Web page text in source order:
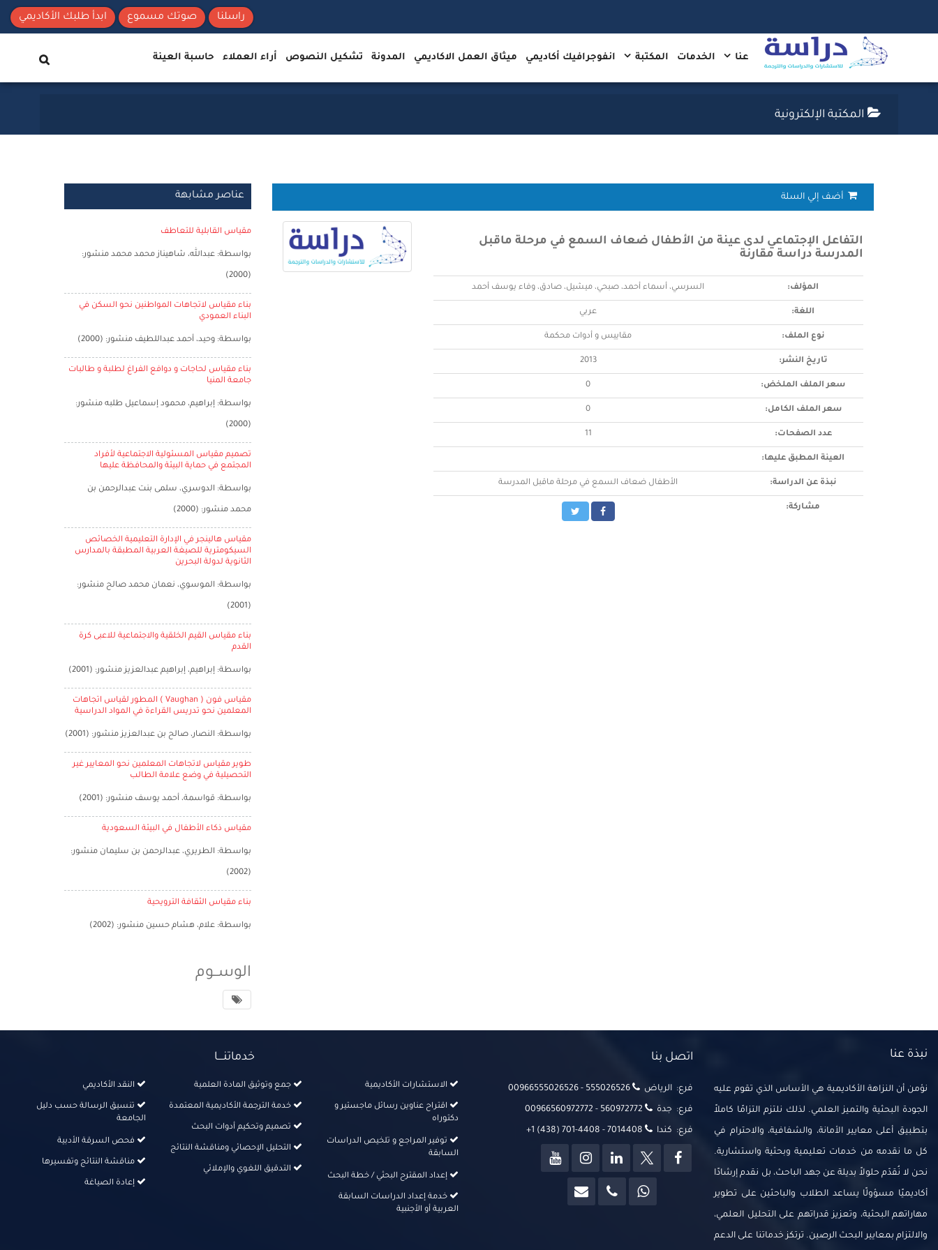
ابدأ طلبك الأكاديمي صوتك مسموع راسلنا
عنا الخدمات المكتبة انفوجرافيك أكاديمي ميثاق العمل الاكاديمي المدونة تشكيل النصوص أراء العملاء حاسبة العينة
المكتبة الإلكترونية
أضف إلي السلة
التفاعل الإجتماعي لدى عينة من الأطفال ضعاف السمع في مرحلة ماقبل
المدرسة دراسة مقارنة
المؤلف: السرسي، أسماء أحمد، صبحي، ميشيل، صادق، وفاء يوسف أحمد
اللغة: عربي
نوع الملف: مقاييس و أدوات محكمة
تاريخ النشر: 2013
سعر الملف الملخض: 0
سعر الملف الكامل: 0
عدد الصفحات: 11
العينة المطبق عليها:
نبذة عن الدراسة: الأطفال ضعاف السمع في مرحلة ماقبل المدرسة
مشاركة:
عناصر مشابهة
مقياس القابلية للتعاطف
بواسطة: عبدالله، شاهيناز محمد محمد منشور:
(2000)
بناء مقياس لاتجاهات المواطنين نحو السكن في
البناء العمودي
بواسطة: وحيد، أحمد عبداللطيف منشور: (2000)
بناء مقياس لحاجات و دوافع الفراغ لطلبة و طالبات
جامعة المنيا
بواسطة: إبراهيم، محمود إسماعيل طلبه منشور:
(2000)
تصميم مقياس المسئولية الاجتماعية لأفراد
المجتمع في حماية البيئة والمحافظة عليها
بواسطة: الدوسري، سلمى بنت عبدالرحمن بن
محمد منشور: (2000)
مقياس هالينجر في الإدارة التعليمية الخصائص
السيكومترية للصيغة العربية المطبقة بالمدارس
الثانوية لدولة البحرين
بواسطة: الموسوي، نعمان محمد صالح منشور:
(2001)
بناء مقياس القيم الخلقية والاجتماعية للاعبى كرة
القدم
بواسطة: إبراهيم، إبراهيم عبدالعزيز منشور: (2001)
مقياس فون ( Vaughan ) المطور لقياس اتجاهات
المعلمين نحو تدريس القراءة في المواد الدراسية
بواسطة: النصار، صالح بن عبدالعزيز منشور: (2001)
طوير مقياس لاتجاهات المعلمين نحو المعايير غير
التحصيلية في وضع علامة الطالب
بواسطة: قواسمة، أحمد يوسف منشور: (2001)
مقياس ذكاء الأطفال في البيئة السعودية
بواسطة: الطريري، عبدالرحمن بن سليمان منشور:
(2002)
بناء مقياس الثقافة الترويحية
بواسطة: علام، هشام حسين منشور: (2002)
الوســوم
نبذة عنا
نؤمن أن النزاهة الأكاديمية هي الأساس الذي تقوم عليه
الجودة البحثية والتميز العلمي. لذلك نلتزم التزامًا كاملاً
بتطبيق أعلى معايير الأمانة، والشفافية، والاحترام في
كل ما نقدمه من خدمات تعليمية وبحثية واستشارية.
نحن لا نُقدّم حلولاً بديلة عن جهد الباحث، بل نقدم إرشادًا
أكاديميًا مسؤولًا يساعد الطلاب والباحثين على تطوير
مهاراتهم البحثية، وتعزيز قدراتهم على التحليل العلمي،
والالتزام بمعايير البحث الرصين. ترتكز خدماتنا على الدعم
اتصل بنا
فرع: الرياض 00966555026526‬‬ - 555026526‬‬
فرع: جدة 00966560972772 - 560972772
فرع: كندا +1 (438) 701-4408 - 7014408
خدماتنــــا
الاستشارات الأكاديمية
اقتراح عناوين رسائل ماجستير و
دكتوراه
توفير المراجع و تلخيص الدراسات
السابقة
إعداد المقترح البحثي / خطة البحث
خدمة إعداد الدراسات السابقة
العربية أو الأجنبية
جمع وتوثيق المادة العلمية
خدمة الترجمة الأكاديمية المعتمدة
تصميم وتحكيم أدوات البحث
التحليل الإحصائي ومناقشة النتائج
التدقيق اللغوي والإملائي
النقد الأكاديمي
تنسيق الرسالة حسب دليل
الجامعة
فحص السرقة الأدبية
مناقشة النتائج وتفسيرها
إعادة الصياغة